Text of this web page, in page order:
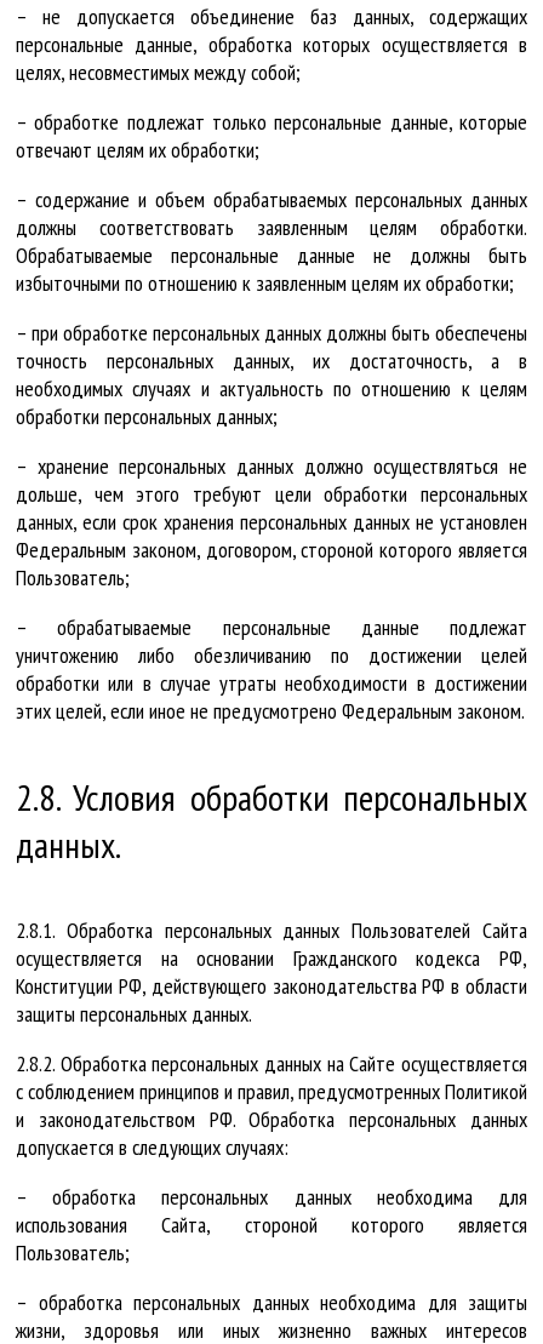
– не допускается объединение баз данных, содержащих
персональные данные, обработка которых осуществляется в
целях, несовместимых между собой;
– обработке подлежат только персональные данные, которые
отвечают целям их обработки;
– содержание и объем обрабатываемых персональных данных
должны соответствовать заявленным целям обработки.
Обрабатываемые персональные данные не должны быть
избыточными по отношению к заявленным целям их обработки;
– при обработке персональных данных должны быть обеспечены
точность персональных данных, их достаточность, а в
необходимых случаях и актуальность по отношению к целям
обработки персональных данных;
– хранение персональных данных должно осуществляться не
дольше, чем этого требуют цели обработки персональных
данных, если срок хранения персональных данных не установлен
Федеральным законом, договором, стороной которого является
Пользователь;
– обрабатываемые персональные данные подлежат
уничтожению либо обезличиванию по достижении целей
обработки или в случае утраты необходимости в достижении
этих целей, если иное не предусмотрено Федеральным законом.
2.8. Условия обработки персональных
данных.
2.8.1. Обработка персональных данных Пользователей Сайта
осуществляется на основании Гражданского кодекса РФ,
Конституции РФ, действующего законодательства РФ в области
защиты персональных данных.
2.8.2. Обработка персональных данных на Сайте осуществляется
с соблюдением принципов и правил, предусмотренных Политикой
и законодательством РФ. Обработка персональных данных
допускается в следующих случаях:
– обработка персональных данных необходима для
использования Сайта, стороной которого является
Пользователь;
– обработка персональных данных необходима для защиты
жизни, здоровья или иных жизненно важных интересов